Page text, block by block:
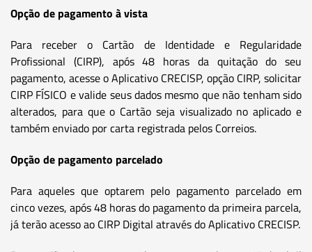
Opção de pagamento à vista
Para receber o Cartão de Identidade e Regularidade
Profissional (CIRP), após 48 horas da quitação do seu
pagamento, acesse o Aplicativo CRECISP, opção CIRP, solicitar
CIRP FÍSICO e valide seus dados mesmo que não tenham sido
alterados, para que o Cartão seja visualizado no aplicado e
também enviado por carta registrada pelos Correios.
Opção de pagamento parcelado
Para aqueles que optarem pelo pagamento parcelado em
cinco vezes, após 48 horas do pagamento da primeira parcela,
já terão acesso ao CIRP Digital através do Aplicativo CRECISP.